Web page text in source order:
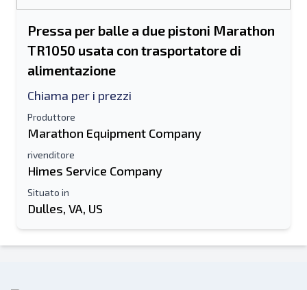
Pressa per balle a due pistoni Marathon
TR1050 usata con trasportatore di
alimentazione
Chiama per i prezzi
Produttore
Marathon Equipment Company
rivenditore
Himes Service Company
Situato in
Dulles, VA, US